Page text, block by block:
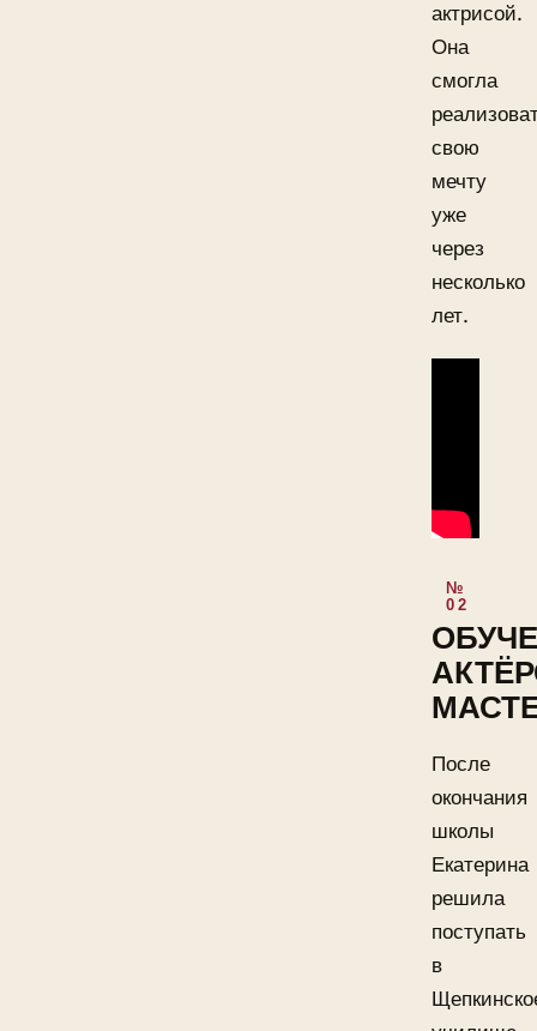
актрисой.
Она
смогла
свою
мечту
уже
через
несколько
лет.
После
окончания
школы
Екатерина
решила
поступать
в